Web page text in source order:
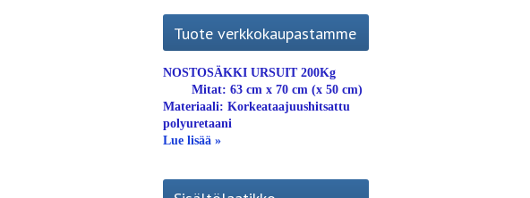
Tuote verkkokaupastamme
NOSTOSÄKKI URSUIT 200Kg
Mitat: 63 cm x 70 cm (x 50 cm)
Materiaali: Korkeataajuushitsattu
polyuretaani
Lue lisää »